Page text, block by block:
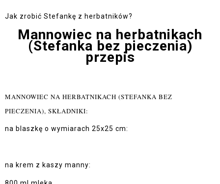
Jak zrobić Stefankę z herbatników?
Mannowiec na herbatnikach
(Stefanka bez pieczenia)
przepis
MANNOWIEC NA HERBATNIKACH (STEFANKA BEZ
PIECZENIA), SKŁADNIKI:
na blaszkę o wymiarach 25x25 cm:
na krem z kaszy manny: